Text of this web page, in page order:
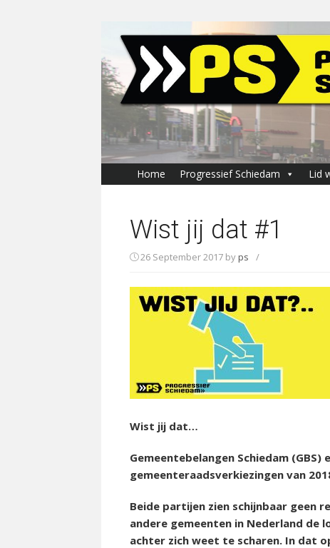
content
Home Progressief Schiedam Lid
Wist jij dat #1
26 September 2017 byps /
Wist jij dat…
Gemeentebelangen Schiedam
gemeenteraadsverkiezingen van
Beide partijen zien schijnbaar geen
andere gemeenten in Nederland de
achter zich weet te scharen. In dat